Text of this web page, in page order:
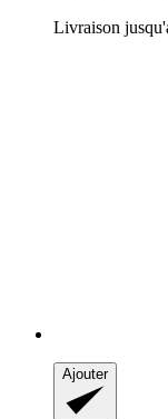
Livraison
Ajouter